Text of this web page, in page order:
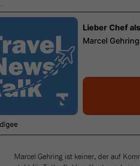
Marcel Gehring ist keiner, der auf